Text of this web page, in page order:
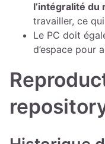
l’intégralité du
travailler, ce
Le PC doit
d’espace pour